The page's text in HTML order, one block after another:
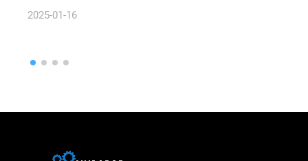
2025-01-16